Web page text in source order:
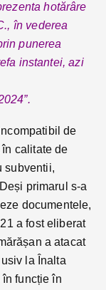
hotărâre
în vederea
punerea
instantei, azi
de
calitate de
subventii,
primarul s-a
documentele,
a fost eliberat
a atacat
la Înalta
funcție în